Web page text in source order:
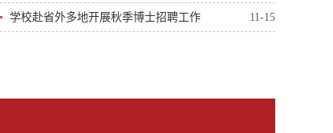
学校赴省外多地开展秋季博士招聘工作 11-15